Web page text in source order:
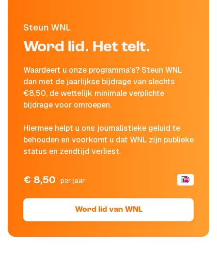
Steun WNL
Word lid. Het telt.
Waardeert u onze programma's? Steun WNL
dan met de jaarlijkse bijdrage van slechts
€8,50, de wettelijk minimale verplichte
bijdrage voor omroepen.
Hiermee helpt u ons journalistieke geluid te
behouden en voorkomt u dat WNL zijn publieke
status en zendtijd verliest.
€ 8,50 per jaar
Word lid van WNL